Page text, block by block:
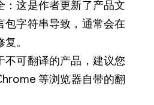
：这是作者更新了产品文
包字符串导致，通常会在
。
不可翻译的产品，建议您
等浏览器自带的翻